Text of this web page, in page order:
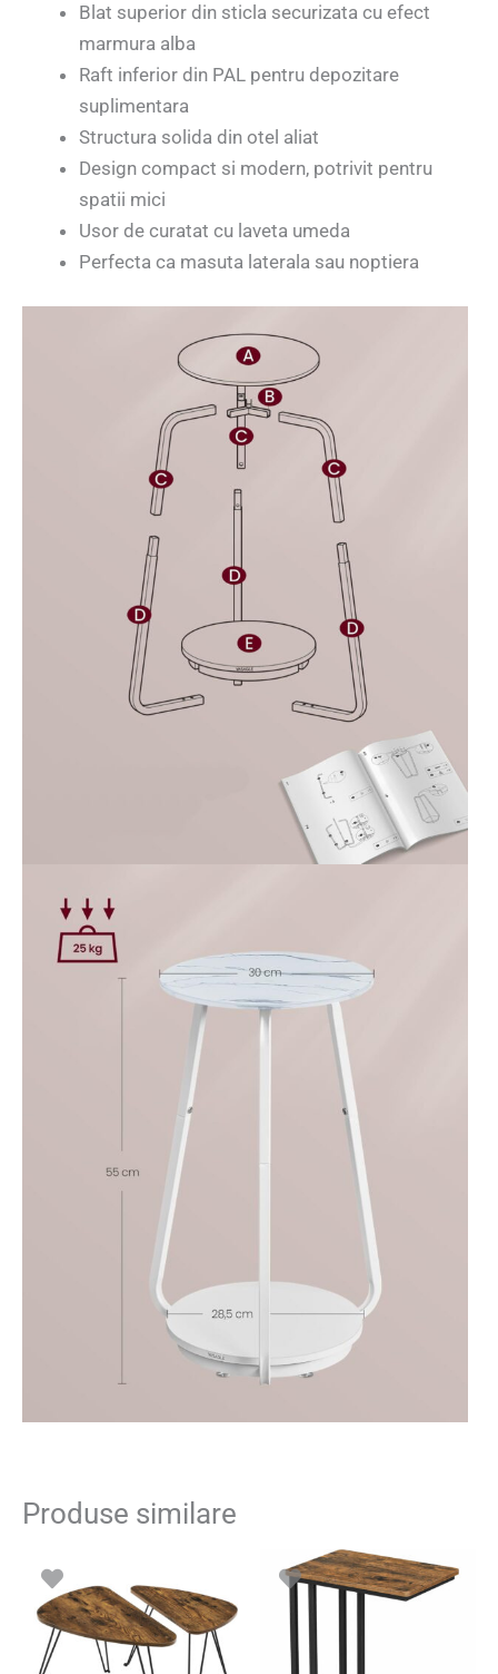
Blat superior din sticla securizata cu efect
marmura alba
Raft inferior din PAL pentru depozitare
suplimentara
Structura solida din otel aliat
Design compact si modern, potrivit pentru
spatii mici
Usor de curatat cu laveta umeda
Perfecta ca masuta laterala sau noptiera
Produse similare